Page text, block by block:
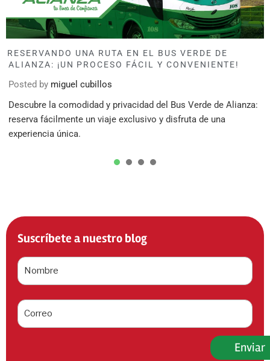
UNA RUTA EN EL BUS VERDE DE
¡UN PROCESO FÁCIL Y CONVENIENTE!
bymiguel cubillos
la comodidad y privacidad del Bus Verde de Alianza:
fácilmente un viaje exclusivo y disfruta de una
única.
Suscríbete a nuestro blog